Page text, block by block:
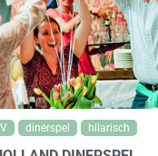
dinerspel hilarisch